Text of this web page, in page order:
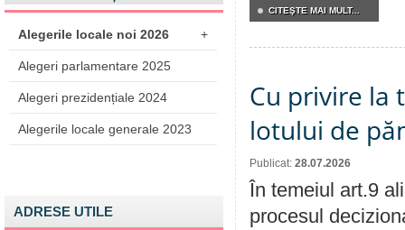
Alegerile locale noi 2026 +
Alegeri parlamentare 2025
Alegeri prezidențiale 2024
Alegerile locale generale 2023
ADRESE UTILE
CITEŞTE MAI MULT...
Cu privire la
lotului de
Publicat: 28.07.2026
În temeiul art.9
procesul